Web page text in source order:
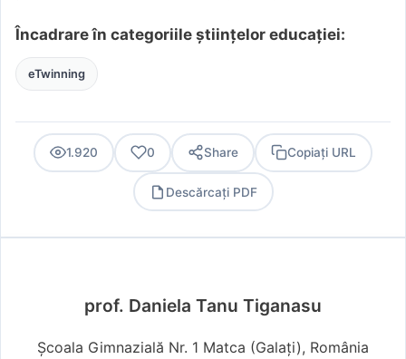
Încadrare în categoriile științelor educației:
eTwinning
1.920 0 Share Copiați URL
Descărcați PDF
prof. Daniela Tanu Tiganasu
Școala Gimnazială Nr. 1 Matca (Galaţi), România